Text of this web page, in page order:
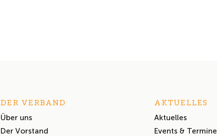
DER VERBAND
Über uns
Der Vorstand
AKTUELLES
Aktuelles
Events & Termine